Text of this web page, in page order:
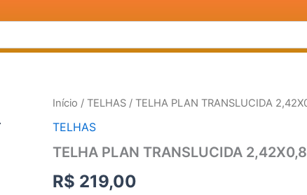
Início / TELHAS / TELHA PLAN TRANSLUCIDA
TELHAS
TELHA PLAN TRANSLUCIDA
R$ 219,00
TELHA
TRANSLUCIDA
PRECONVC
quantidade